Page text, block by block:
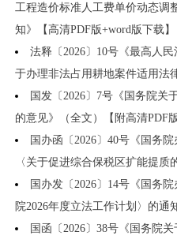
工程造价标准人工费单价动态调
知》【高清PDF版+word版下载】
法释〔2026〕10号《最高人
于办理非法占用耕地案件适用法
国发〔2026〕7号《国务院关
的意见》（全文）【附高清PDF
国办函〔2026〕40号《国务
〈关于促进综合保税区扩能提质
国办发〔2026〕14号《国务
院2026年度立法工作计划〉的通
国函〔2026〕38号《国务院